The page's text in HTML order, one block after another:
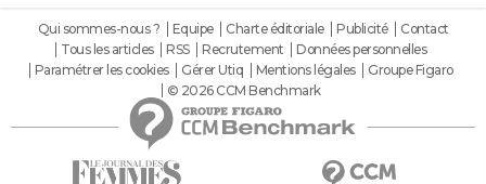
Qui sommes-nous ? Equipe Charte éditoriale Publicité
Contact
Tous les articles
RSS Recrutement
Données personnelles
Paramétrer les cookies
Gérer Utiq Mentions légales
Groupe Figaro
© 2026 CCM Benchmark